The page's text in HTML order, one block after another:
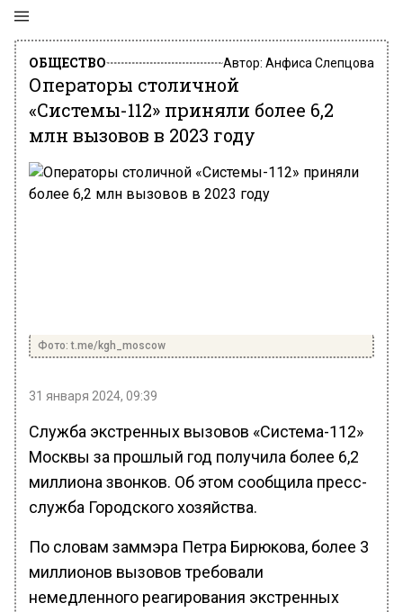
ОБЩЕСТВО Автор: Анфиса Слепцова
Операторы столичной
«Системы-112» приняли более 6,2
млн вызовов в 2023 году
Фото: t.me/kgh_moscow
31 января 2024, 09:39
Служба экстренных вызовов «Система-112»
Москвы за прошлый год получила более 6,2
миллиона звонков. Об этом сообщила пресс-
служба Городского хозяйства.
По словам заммэра Петра Бирюкова, более 3
миллионов вызовов требовали
немедленного реагирования экстренных